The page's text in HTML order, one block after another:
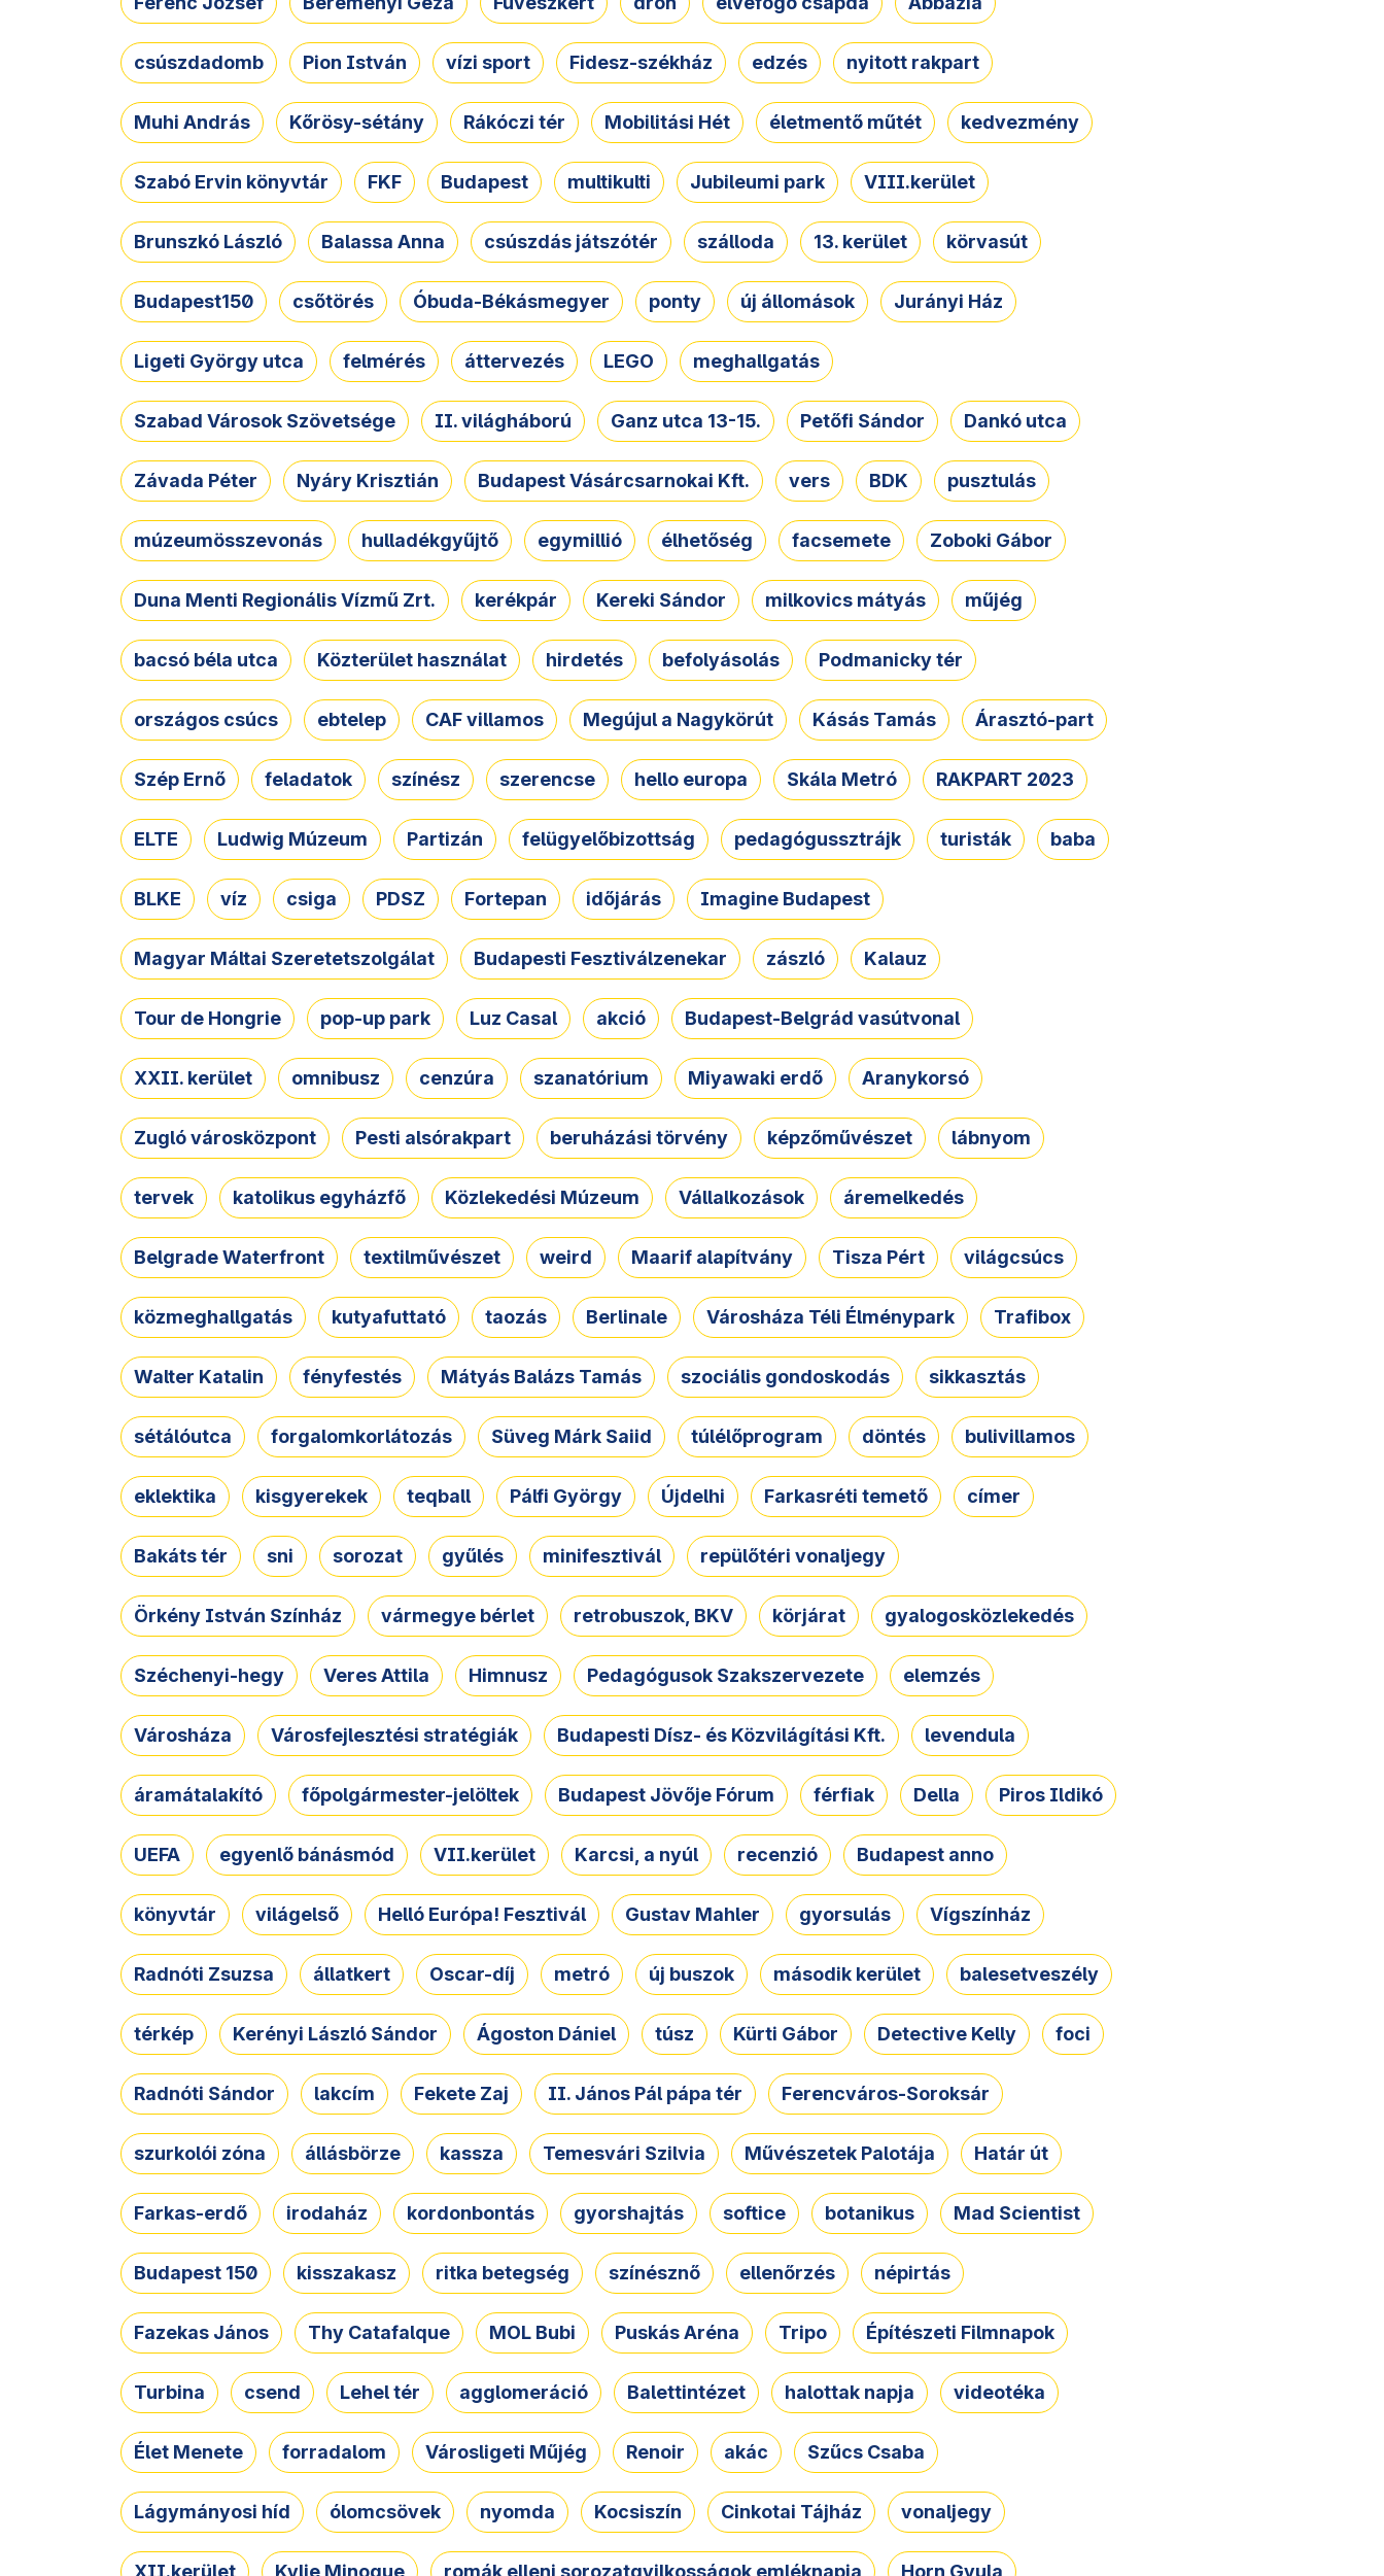
csúszdadomb Pion István vízi sport Fidesz-székház edzés nyitott rakpart
Muhi András Kőrösy-sétány Rákóczi tér Mobilitási Hét életmentő műtét kedvezmény
Szabó Ervin könyvtár FKF Budapest multikulti Jubileumi park VIII.kerület
Brunszkó László Balassa Anna csúszdás játszótér szálloda 13. kerület körvasút
Budapest150 csőtörés Óbuda-Békásmegyer ponty új állomások Jurányi Ház
Ligeti György utca felmérés áttervezés LEGO meghallgatás
Szabad Városok Szövetsége II. világháború Ganz utca 13-15. Petőfi Sándor Dankó utca
Závada Péter Nyáry Krisztián Budapest Vásárcsarnokai Kft. vers BDK pusztulás
múzeumösszevonás hulladékgyűjtő egymillió élhetőség facsemete Zoboki Gábor
Duna Menti Regionális Vízmű Zrt. kerékpár Kereki Sándor milkovics mátyás műjég
bacsó béla utca Közterület használat hirdetés befolyásolás Podmanicky tér
országos csúcs ebtelep CAF villamos Megújul a Nagykörút Kásás Tamás Árasztó-part
Szép Ernő feladatok színész szerencse hello europa Skála Metró RAKPART 2023
ELTE Ludwig Múzeum Partizán felügyelőbizottság pedagógussztrájk turisták baba
BLKE víz csiga PDSZ Fortepan időjárás Imagine Budapest
Magyar Máltai Szeretetszolgálat Budapesti Fesztiválzenekar zászló Kalauz
Tour de Hongrie pop-up park Luz Casal akció Budapest-Belgrád vasútvonal
XXII. kerület omnibusz cenzúra szanatórium Miyawaki erdő Aranykorsó
Zugló városközpont Pesti alsórakpart beruházási törvény képzőművészet lábnyom
tervek katolikus egyházfő Közlekedési Múzeum Vállalkozások áremelkedés
Belgrade Waterfront textilművészet weird Maarif alapítvány Tisza Pért világcsúcs
közmeghallgatás kutyafuttató taozás Berlinale Városháza Téli Élménypark Trafibox
Walter Katalin fényfestés Mátyás Balázs Tamás szociális gondoskodás sikkasztás
sétálóutca forgalomkorlátozás Süveg Márk Saiid túlélőprogram döntés bulivillamos
eklektika kisgyerekek teqball Pálfi György Újdelhi Farkasréti temető címer
Bakáts tér sni sorozat gyűlés minifesztivál repülőtéri vonaljegy
Örkény István Színház vármegye bérlet retrobuszok, BKV körjárat gyalogosközlekedés
Széchenyi-hegy Veres Attila Himnusz Pedagógusok Szakszervezete elemzés
Városháza Városfejlesztési stratégiák Budapesti Dísz- és Közvilágítási Kft. levendula
áramátalakító főpolgármester-jelöltek Budapest Jövője Fórum férfiak Della Piros Ildikó
UEFA egyenlő bánásmód VII.kerület Karcsi, a nyúl recenzió Budapest anno
könyvtár világelső Helló Európa! Fesztivál Gustav Mahler gyorsulás Vígszínház
Radnóti Zsuzsa állatkert Oscar-díj metró új buszok második kerület balesetveszély
térkép Kerényi László Sándor Ágoston Dániel túsz Kürti Gábor Detective Kelly foci
Radnóti Sándor lakcím Fekete Zaj II. János Pál pápa tér Ferencváros-Soroksár
szurkolói zóna állásbörze kassza Temesvári Szilvia Művészetek Palotája Határ út
Farkas-erdő irodaház kordonbontás gyorshajtás softice botanikus Mad Scientist
Budapest 150 kisszakasz ritka betegség színésznő ellenőrzés népirtás
Fazekas János Thy Catafalque MOL Bubi Puskás Aréna Tripo Építészeti Filmnapok
Turbina csend Lehel tér agglomeráció Balettintézet halottak napja videotéka
Élet Menete forradalom Városligeti Műjég Renoir akác Szűcs Csaba
Lágymányosi híd ólomcsövek nyomda Kocsiszín Cinkotai Tájház vonaljegy
XII.kerület Kylie Minogue romák elleni sorozatgyilkosságok emléknapja Horn Gyula